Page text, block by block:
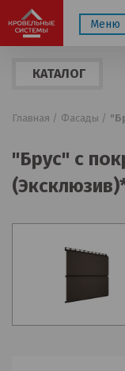
Меню
КАТАЛОГ
Главная / Фасады /
"Брус" с